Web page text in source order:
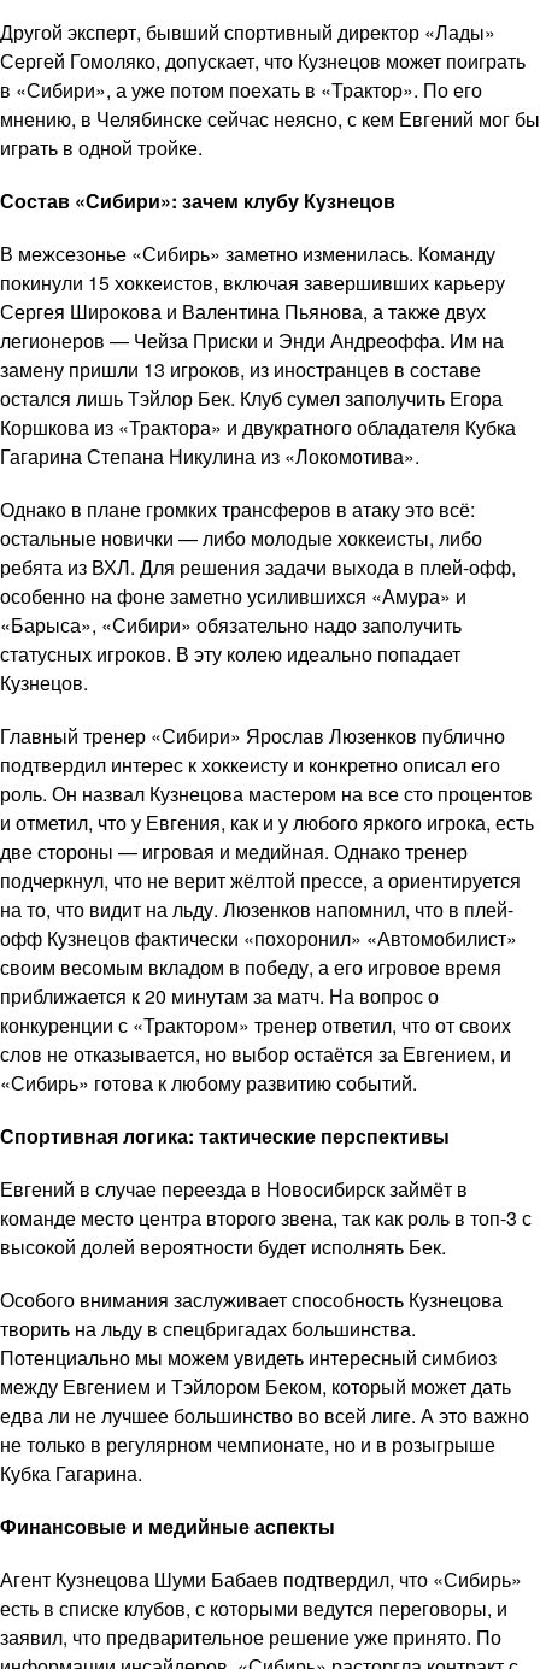
Другой эксперт, бывший спортивный директор «Лады»
Сергей Гомоляко, допускает, что Кузнецов может поиграть
в «Сибири», а уже потом поехать в «Трактор». По его
мнению, в Челябинске сейчас неясно, с кем Евгений мог бы
играть в одной тройке.
Состав «Сибири»: зачем клубу Кузнецов
В межсезонье «Сибирь» заметно изменилась. Команду
покинули 15 хоккеистов, включая завершивших карьеру
Сергея Широкова и Валентина Пьянова, а также двух
легионеров — Чейза Приски и Энди Андреоффа. Им на
замену пришли 13 игроков, из иностранцев в составе
остался лишь Тэйлор Бек. Клуб сумел заполучить Егора
Коршкова из «Трактора» и двукратного обладателя Кубка
Гагарина Степана Никулина из «Локомотива».
Однако в плане громких трансферов в атаку это всё:
остальные новички — либо молодые хоккеисты, либо
ребята из ВХЛ. Для решения задачи выхода в плей-офф,
особенно на фоне заметно усилившихся «Амура» и
«Барыса», «Сибири» обязательно надо заполучить
статусных игроков. В эту колею идеально попадает
Кузнецов.
Главный тренер «Сибири» Ярослав Люзенков публично
подтвердил интерес к хоккеисту и конкретно описал его
роль. Он назвал Кузнецова мастером на все сто процентов
и отметил, что у Евгения, как и у любого яркого игрока, есть
две стороны — игровая и медийная. Однако тренер
подчеркнул, что не верит жёлтой прессе, а ориентируется
на то, что видит на льду. Люзенков напомнил, что в плей-
офф Кузнецов фактически «похоронил» «Автомобилист»
своим весомым вкладом в победу, а его игровое время
приближается к 20 минутам за матч. На вопрос о
конкуренции с «Трактором» тренер ответил, что от своих
слов не отказывается, но выбор остаётся за Евгением, и
«Сибирь» готова к любому развитию событий.
Спортивная логика: тактические перспективы
Евгений в случае переезда в Новосибирск займёт в
команде место центра второго звена, так как роль в топ-3 с
высокой долей вероятности будет исполнять Бек.
Особого внимания заслуживает способность Кузнецова
творить на льду в спецбригадах большинства.
Потенциально мы можем увидеть интересный симбиоз
между Евгением и Тэйлором Беком, который может дать
едва ли не лучшее большинство во всей лиге. А это важно
не только в регулярном чемпионате, но и в розыгрыше
Кубка Гагарина.
Финансовые и медийные аспекты
Агент Кузнецова Шуми Бабаев подтвердил, что «Сибирь»
есть в списке клубов, с которыми ведутся переговоры, и
заявил, что предварительное решение уже принято. По